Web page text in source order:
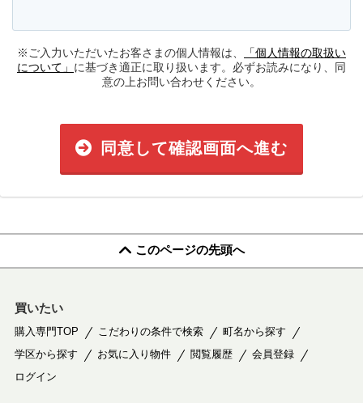
※ご入力いただいたお客さまの個人情報は、
「個人情報の取扱い
について」 に基づき適正に取り扱います。必ずお読みになり、同
意の上お問い合わせください。
同意して確認画面へ進む
このページの先頭へ
買いたい
購入専門TOP こだわりの条件で検索
町名から探す
学区から探す
お気に入り物件 閲覧履歴
会員登録
ログイン